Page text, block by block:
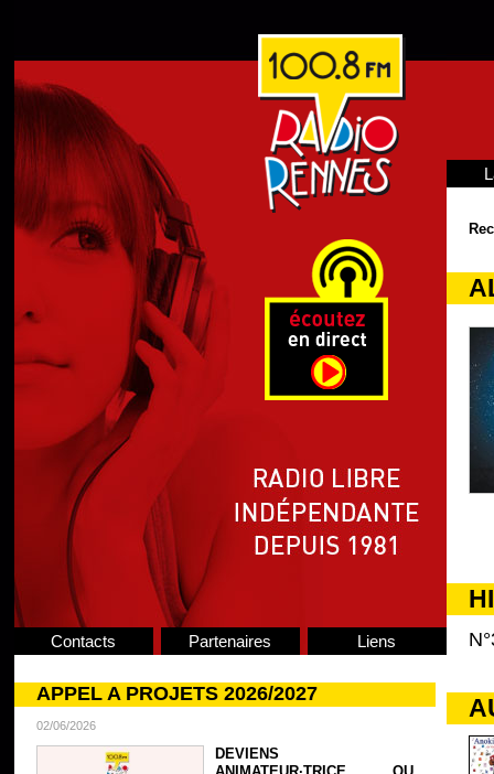
Contacts Partenaires Liens
APPEL A PROJETS 2026/2027
02/06/2026
DEVIENS